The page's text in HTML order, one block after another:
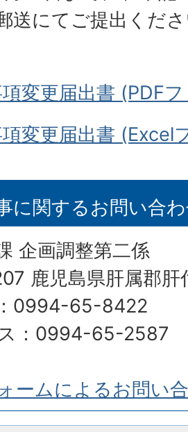
送にてご提出くだ
変更届出書 (PDF
変更届出書 (Excel
に関するお問い合
企画調整第二係
鹿児島県肝属郡肝
0994-65-8422
：0994-65-2587
ームによるお問い